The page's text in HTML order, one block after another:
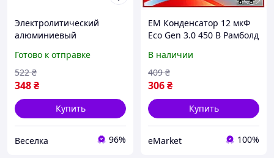
Электролитический
алюминиевый
25В 10 шт для
радиолюбителей и
инженеров FLAME
Готово к отправке
348₴
522 ₴
Купить
Веселка 96%
EM Конденсатор 12 мкФ
Eco Gen 3.0 450 В Рамболд
электрический
конденсатор для схемы
MAR_K
В наличии
306₴
409 ₴
Купить
eMarket 100%